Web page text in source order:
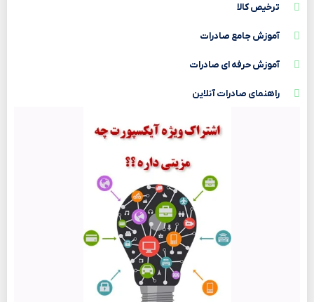
ترخیص کالا
آموزش جامع صادرات
آموزش حرفه ای صادرات
راهنمای صادرات آنلاین